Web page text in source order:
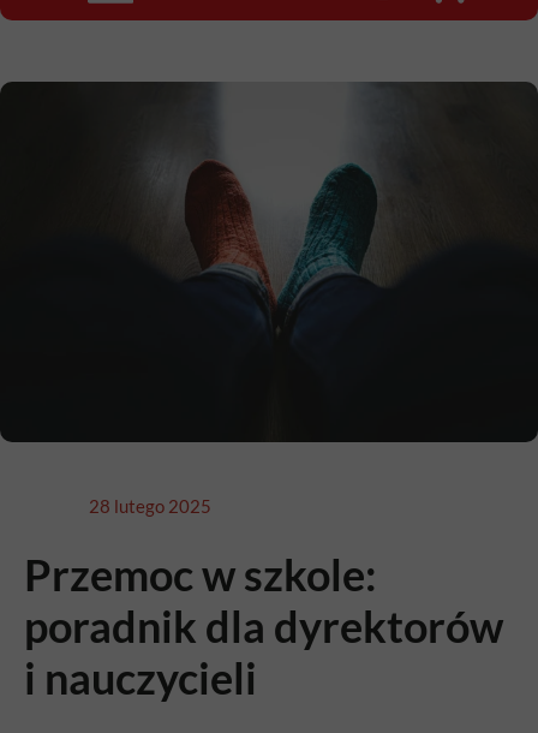
28 lutego 2025
Przemoc w szkole:
poradnik dla dyrektorów
i nauczycieli